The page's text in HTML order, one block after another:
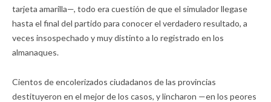
tarjeta amarilla—, todo era cuestión de que el simulador llegase
hasta el final del partido para conocer el verdadero resultado, a
veces insospechado y muy distinto a lo registrado en los
almanaques.
Cientos de encolerizados ciudadanos de las provincias
destituyeron en el mejor de los casos, y lincharon —en los peores